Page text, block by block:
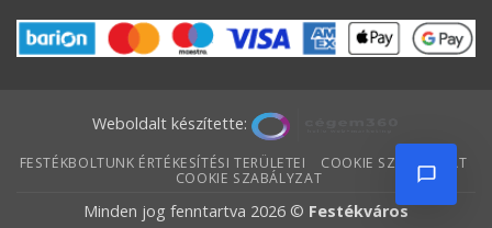
Weboldalt készítette:
FESTÉKBOLTUNK ÉRTÉKESÍTÉSI TERÜLETEI
COOKIE SZABÁLYZAT
COOKIE SZABÁLYZAT
Minden jog fenntartva 2026 © Festékváros